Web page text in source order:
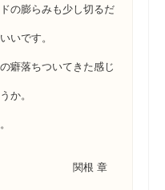
の膨らみも少し切るだ
いです。
癖落ちついてきた感じ
か。
章